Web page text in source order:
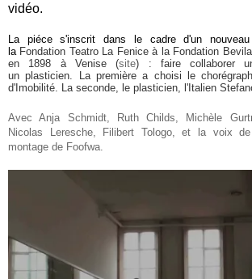
vidéo.
La piéce s'inscrit dans le cadre d'un
la Fondation Teatro La Fenice à la Fondation
en 1898 à Venise (site) : faire collaborer
unplasticien. La premièrea choisi le
d'Imobilité . La seconde, le plasticien, l' Italien
Avec Anja Schmidt, Ruth Childs, Michèle
Nicolas Leresche, Filibert Tologo, et la voix
montage de Foofwa.